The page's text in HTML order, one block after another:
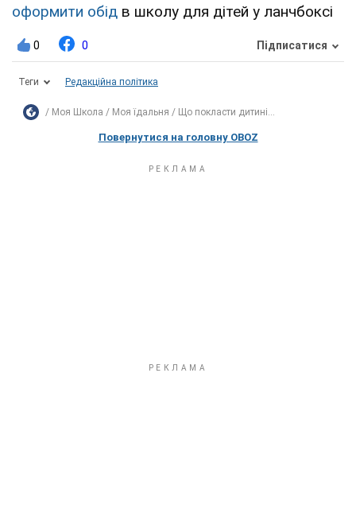
оформити обід в школу для дітей у ланчбоксі
0 0 Підписатися
Теги Редакційна політика
Моя Школа Моя їдальня Що покласти дитині...
Повернутися на головну OBOZ